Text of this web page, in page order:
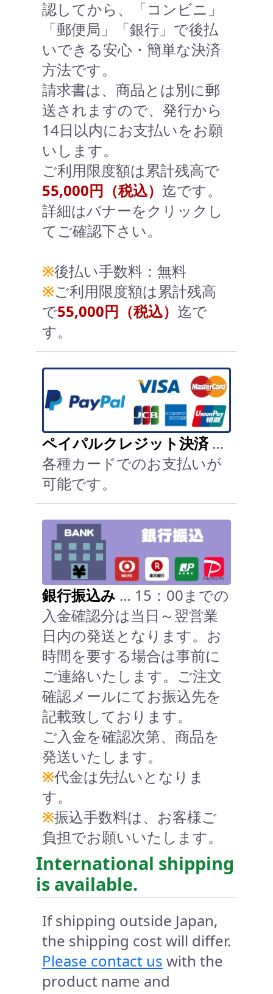
認してから、「コンビニ」
「郵便局」「銀行」で後払
いできる安心・簡単な決済
方法です。
請求書は、商品とは別に郵
送されますので、発行から
14日以内にお支払いをお願
いします。
ご利用限度額は累計残高で
55,000円（税込） 迄です。
詳細はバナーをクリックし
てご確認下さい。
※後払い手数料：無料
※ご利用限度額は累計残高
で55,000円（税込） 迄で
す。
ペイパルクレジット決済…
各種カードでのお支払いが
可能です。
銀行振込み … 15：00までの
入金確認分は当日～翌営業
日内の発送となります。お
時間を要する場合は事前に
ご連絡いたします。ご注文
確認メールにてお振込先を
記載致しております。
ご入金を確認次第、商品を
発送いたします。
※代金は先払いとなりま
す。
※振込手数料は、お客様ご
負担でお願いいたします。
International shipping
is available.
If shipping outside Japan,
the shipping cost will differ.
Please contact us with the
product name and